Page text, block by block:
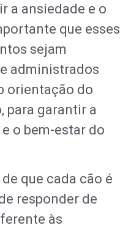
a ansiedade e o
que esses
sejam
administrados
orientação do
para garantir a
o bem-estar do
que cada cão é
responder de
às